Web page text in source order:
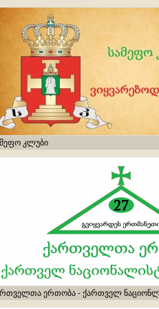
კლუბი
ერთობა - ქართველ